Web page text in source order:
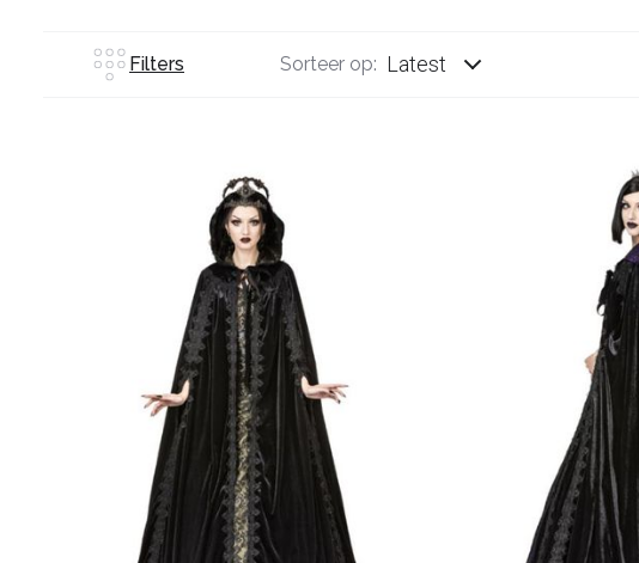
Filters Sorteer op: Latest